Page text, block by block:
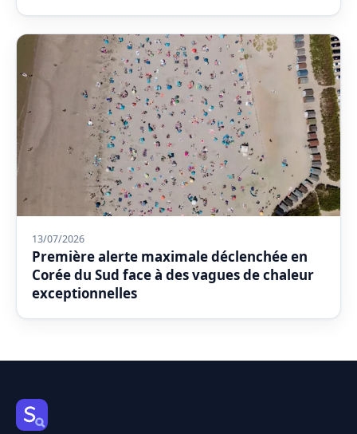
13/07/2026
Première alerte maximale déclenchée en
Corée du Sud face à des vagues de chaleur
exceptionnelles